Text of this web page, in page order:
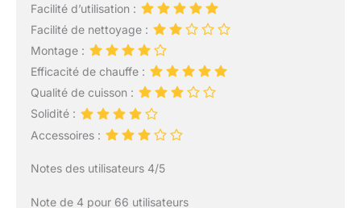
Facilité d’utilisation :
Facilité de nettoyage :
Montage :
Efficacité de chauffe :
Qualité de cuisson :
Solidité :
Accessoires :
Notes des utilisateurs 4/5
Note de 4 pour 66 utilisateurs